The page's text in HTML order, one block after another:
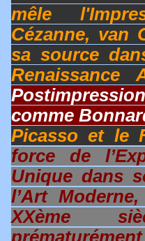
mêle
Cézanne, van
sa source
Renaissance
comme
Picasso et le
force de
Unique dans
l’Art
XXème